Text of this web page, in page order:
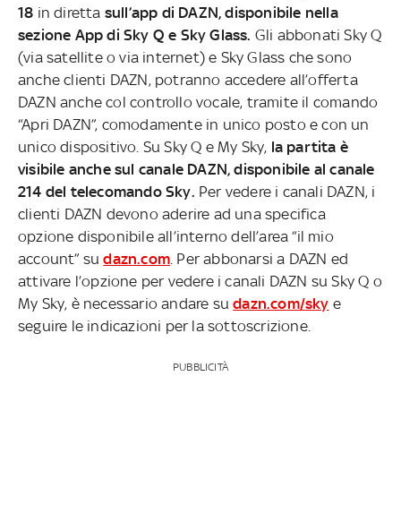
18 in diretta sull’app di DAZN, disponibile nella
sezione App di Sky Q e Sky Glass. Gli abbonati Sky Q
(via satellite o via internet) e Sky Glass che sono
anche clienti DAZN, potranno accedere all’offerta
DAZN anche col controllo vocale, tramite il comando
“Apri DAZN”, comodamente in unico posto e con un
unico dispositivo. Su Sky Q e My Sky, la partita è
visibile anche sul canale DAZN, disponibile al canale
214 del telecomando Sky. Per vedere i canali DAZN, i
clienti DAZN devono aderire ad una specifica
opzione disponibile all’interno dell’area “il mio
account” sudazn.com . Per abbonarsi a DAZN ed
attivare l’opzione per vedere i canali DAZN su Sky Q o
My Sky, è necessario andare sudazn.com/sky e
seguire le indicazioni per la sottoscrizione.
PUBBLICITÀ